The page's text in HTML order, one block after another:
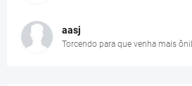
aasj
Torcendo para que venha mais